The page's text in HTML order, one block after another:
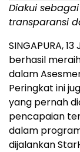
Diakui
transparansi
SINGAPURA,13
berhasil
dalam
Peringkat ini
yang pernah
pencapaian
dalam
dijalankan